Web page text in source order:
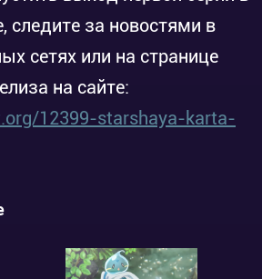
следите за новостями в
сетях или на странице
на сайте:
12399-starshaya-karta-